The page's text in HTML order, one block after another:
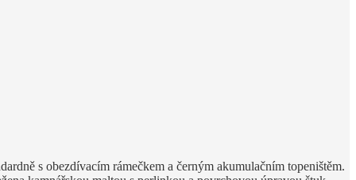
s obezdívacím rámečkem a černým akumulačním topeništěm.